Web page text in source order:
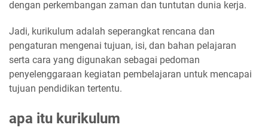
dengan perkembangan zaman dan tuntutan dunia kerja.
Jadi, kurikulum adalah seperangkat rencana dan
pengaturan mengenai tujuan, isi, dan bahan pelajaran
serta cara yang digunakan sebagai pedoman
penyelenggaraan kegiatan pembelajaran untuk mencapai
tujuan pendidikan tertentu.
apa itu kurikulum